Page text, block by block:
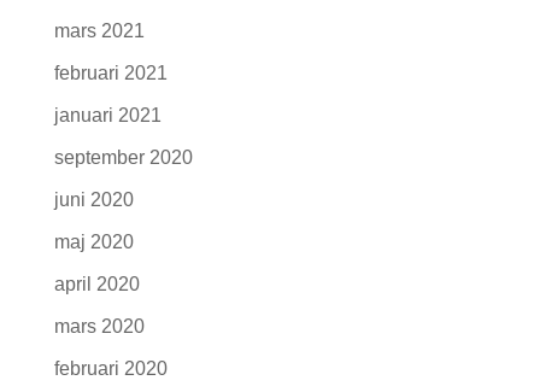
mars 2021
februari 2021
januari 2021
september 2020
juni 2020
maj 2020
april 2020
mars 2020
februari 2020